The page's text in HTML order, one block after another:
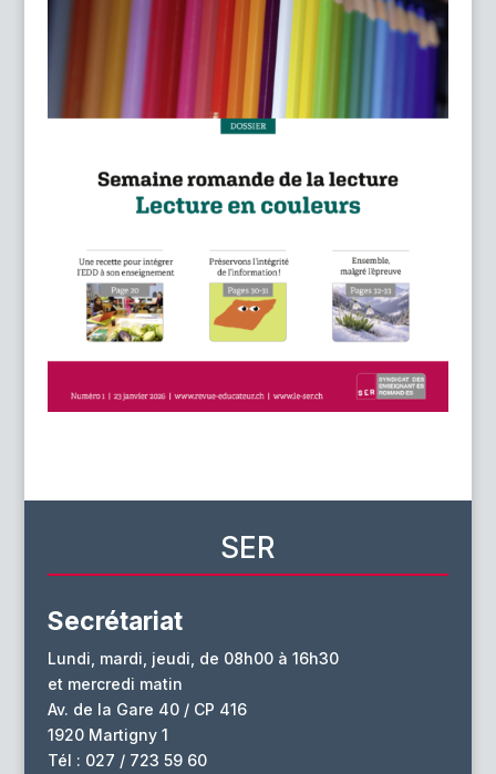
SER
Secrétariat
Lundi, mardi, jeudi, de 08h00 à 16h30
et mercredi matin
Av. de la Gare 40 / CP 416
1920 Martigny 1
Tél : 027 / 723 59 60